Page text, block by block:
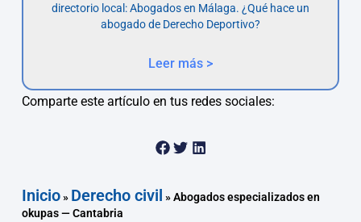
directorio local: Abogados en Málaga. ¿Qué hace un
abogado de Derecho Deportivo?
Leer más >
Comparte este artículo en tus redes sociales:
Inicio» Derecho civil »Abogados especializados en
okupas — Cantabria